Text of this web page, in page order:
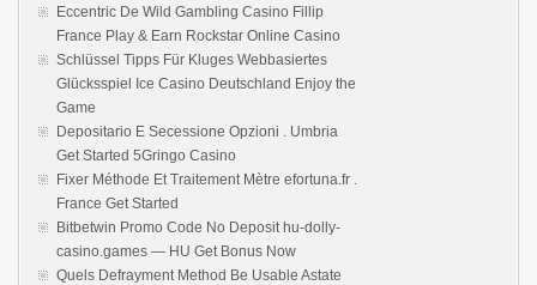
Eccentric De Wild Gambling Casino Fillip
France Play & Earn Rockstar Online Casino
Schlüssel Tipps Für Kluges Webbasiertes
Glücksspiel Ice Casino Deutschland Enjoy the
Game
Depositario E Secessione Opzioni . Umbria
Get Started 5Gringo Casino
Fixer Méthode Et Traitement Mètre efortuna.fr .
France Get Started
Bitbetwin Promo Code No Deposit hu-dolly-
casino.games — HU Get Bonus Now
Quels Defrayment Method Be Usable Astate